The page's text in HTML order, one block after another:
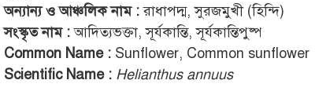
অন্যান্য ও আঞ্চলিক নাম :রাধাপদ্ম, সুরজমুখী (হিন্দি)
সংস্কৃত নাম :আদিত্যভক্তা, সূর্যকান্তি, সূর্যকান্তিপুষ্প
Common Name : Sunflower, Common sunflower
Scientific Name : Helianthus annuus